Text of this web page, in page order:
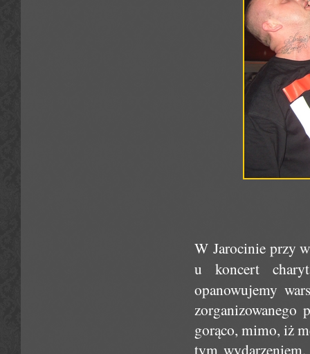
W Jarocinie przy
u koncert
opanowujemy
gorąco, mimo, iż
tym